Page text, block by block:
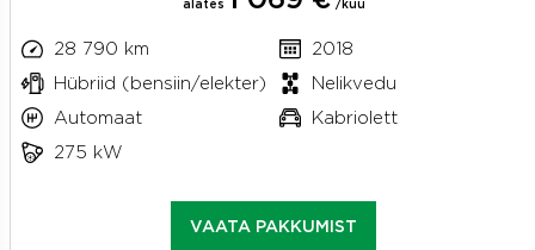
alates /kuu
28 790 km
2018
Hübriid (bensiin/elekter)
Nelikvedu
Automaat
Kabriolett
275 kW
VAATA PAKKUMIST